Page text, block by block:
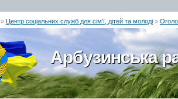
Центр соціальних служб для сім'ї, дітей та молоді »
Арбузинська